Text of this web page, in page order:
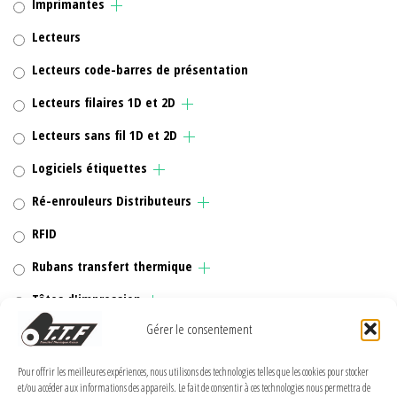
Gérer le consentement
Pour offrir les meilleures expériences, nous utilisons des technologies telles que les cookies pour stocker
et/ou accéder aux informations des appareils. Le fait de consentir à ces technologies nous permettra de
Lecteurs
Lecteurs code-barres de présentation
Lecteurs filaires 1D et 2D
Lecteurs sans fil 1D et 2D
Logiciels étiquettes
Ré-enrouleurs Distributeurs
RFID
Rubans transfert thermique
Têtes d'impression
MENTIONS LÉGALES